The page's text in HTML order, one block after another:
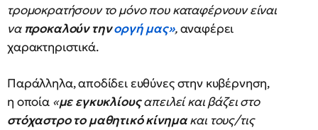
τρομοκρατήσουν το μόνο που καταφέρνουν είναι
να προκαλούν τηνοργή μας»,αναφέρει
χαρακτηριστικά.
Παράλληλα, αποδίδει ευθύνες στην κυβέρνηση,
η οποία «με εγκυκλίουςαπειλεί και βάζει στο
στόχαστρο το μαθητικό κίνημακαι τους/τις